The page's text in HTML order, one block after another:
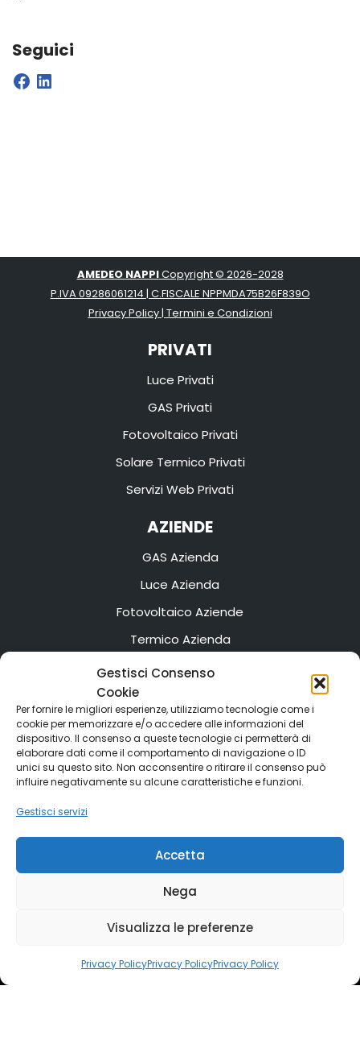
Gestisci Consenso
Cookie
Per fornire le migliori esperienze, utilizziamo tecnologie come i
cookie per memorizzare e/o accedere alle informazioni del
dispositivo. Il consenso a queste tecnologie ci permetterà di
elaborare dati come il comportamento di navigazione o ID
unici su questo sito. Non acconsentire o ritirare il consenso può
influire negativamente su alcune caratteristiche e funzioni.
Gestisci servizi
Accetta
Nega
Visualizza le preferenze
Privacy PolicyPrivacy PolicyPrivacy Policy
Seguici
AMEDEO NAPPICopyright © 2026-2028
P.IVA 09286061214 | C.FISCALE NPPMDA75B26F839O
Privacy Policy| Termini e Condizioni
PRIVATI
Luce Privati
GAS Privati
Fotovoltaico Privati
Solare Termico Privati
Servizi Web Privati
AZIENDE
GAS Azienda
Luce Azienda
Fotovoltaico Aziende
Termico Azienda
Servizi Web Azienda
CONTATTI
Efficientamento Residenziale
Efficientamento Aziendale
Efficientamento Condominiale
Home
Linkedin
Facebook
WhatsApp
MEDOSERV.IT© 2022 All Rights Reserved |
Privacy e Cookies Policy